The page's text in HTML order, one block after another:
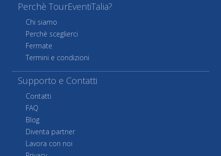
Perchè TourEventiTalia?
Chi siamo
Perchè sceglierci
Fermate
Termini e condizioni
Supporto e Contatti
Contatti
FAQ
Blog
Diventa partner
Lavora con noi